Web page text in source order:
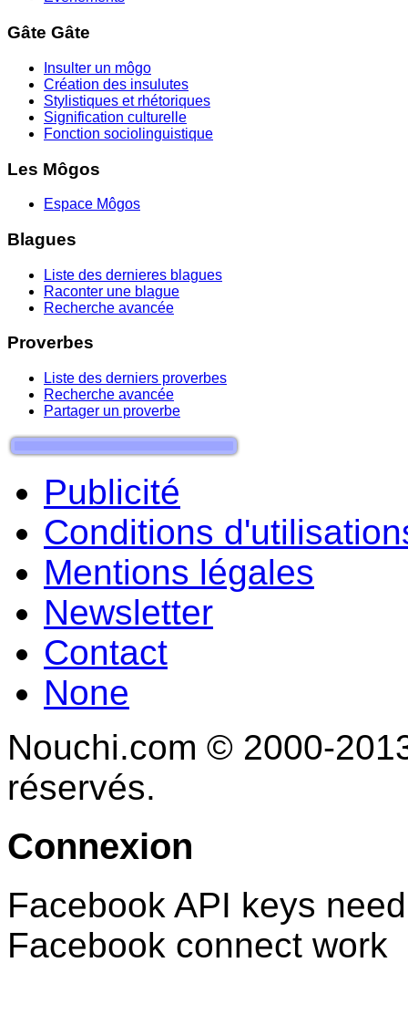
Gâte Gâte
Insulter un môgo
Création des insulutes
Stylistiques et rhétoriques
Signification culturelle
Fonction sociolinguistique
Les Môgos
Espace Môgos
Blagues
Liste des dernieres blagues
Raconter une blague
Recherche avancée
Proverbes
Liste des derniers proverbes
Recherche avancée
Partager un proverbe
Publicité
Conditions
Mentions légales
Newsletter
Contact
None
Nouchi.com © 2000-
réservés.
Connexion
Facebook API keys
Facebook connect work